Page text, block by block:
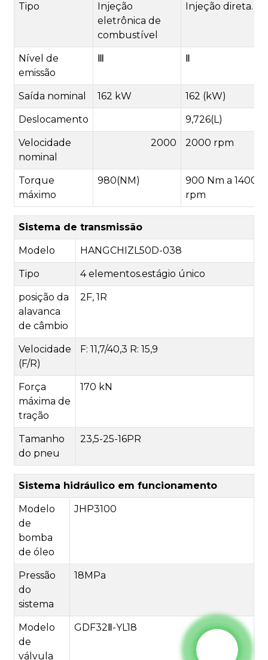
Tipo
Injeção
eletrônica de
combustível
Injeção direta.
Nível de
emissão
Saída nominal 162 kW 162 (kW)
Deslocamento 9,726(L)
Velocidade
nominal
2000 2000 rpm
Torque
máximo
980(NM)
900 Nm a 1400
rpm
Sistema de transmissão
Modelo HANGCHIZL50D-038
Tipo 4 elementos.estágio único
posição da
alavanca
de câmbio
2F, 1R
Velocidade
(F/R)
F: 11,7/40,3 R: 15,9
Força
máxima de
tração
170 kN
Tamanho
do pneu
23,5-25-16PR
Sistema hidráulico em funcionamento
Modelo
de
bomba
de óleo
JHP3100
Pressão
do
sistema
18MPa
Modelo
de
válvula
GDF32Ⅱ-YL18